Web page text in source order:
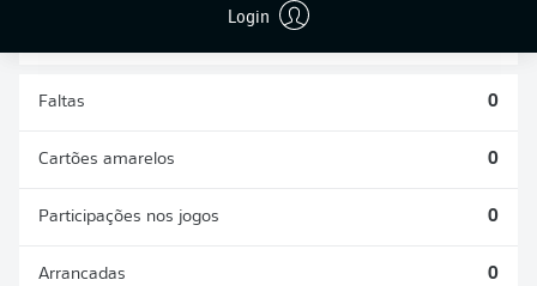
Login
Faltas 0
Cartões amarelos 0
Participações nos jogos 0
Arrancadas 0